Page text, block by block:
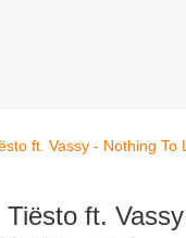
Tiësto ft. Vassy